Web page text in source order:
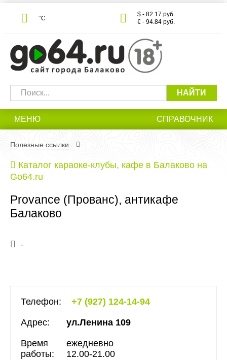
°С
$ - 82.17 руб.
€ - 94.84 руб.
НАЙТИ
МЕНЮ СПРАВОЧНИК
Полезные ссылки
Каталог караоке-клубы, кафе в Балаково на
Go64.ru
Provance (Прованс), антикафе
Балаково
-
Телефон: +7 (927) 124-14-94
Адрес: ул.Ленина 109
Время
работы:
ежедневно
12.00-21.00